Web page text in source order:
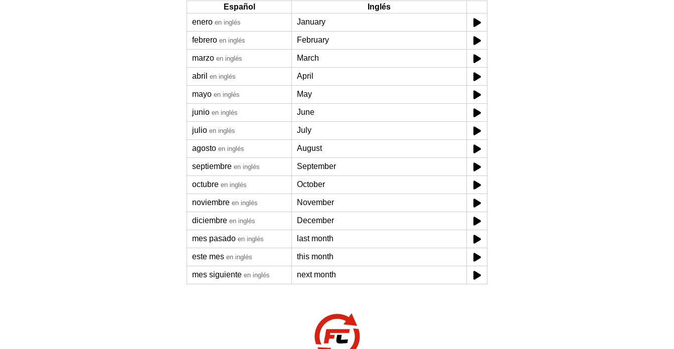
Español
Inglés
enero en inglés January
febrero en inglés February
marzo en inglés March
abril en inglés April
mayo en inglés May
junio en inglés June
julio en inglés July
agosto en inglés August
septiembre en inglés September
octubre en inglés October
noviembre en inglés November
diciembre en inglés December
mes pasado en inglés last month
este mes en inglés this month
mes siguiente en inglés next month